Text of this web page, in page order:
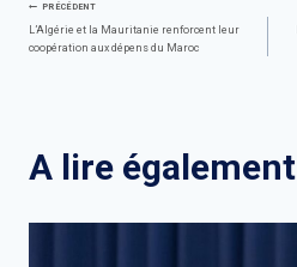
Navigation
PRÉCÉDENT
L’Algérie et la Mauritanie renforcent leur
coopération aux dépens du Maroc
A lire également